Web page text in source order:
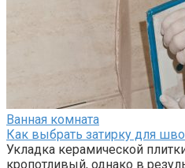
Ванная комната
Как выбрать затирку для
Укладка керамической
кропотливый, однако в